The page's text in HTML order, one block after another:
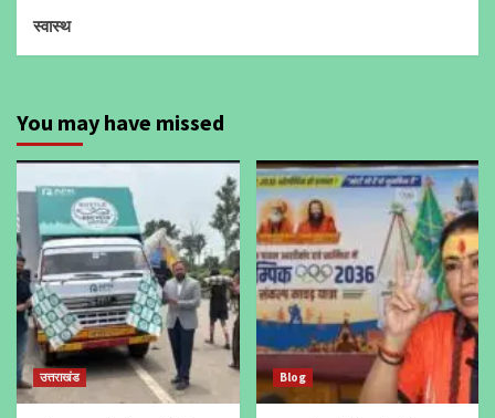
स्वास्थ
You may have missed
उत्तराखंड Blog